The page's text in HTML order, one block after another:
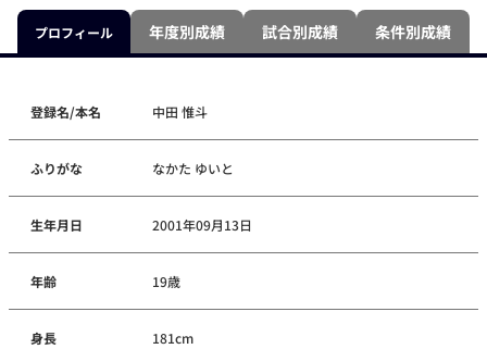
プロフィール 年度別成績 試合別成績 条件別成績
登録名/本名 中田 惟斗
ふりがな なかた ゆいと
生年月日 2001年09月13日
年齢 19歳
身長 181cm